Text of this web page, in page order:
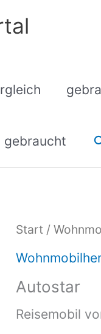
gebraucht
Start /
Autostar
Reisemobil